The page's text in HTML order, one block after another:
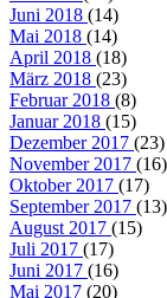
Juni 2018 (14)
Mai 2018 (14)
April 2018 (18)
März 2018 (23)
Februar 2018 (8)
Januar 2018 (15)
Dezember 2017 (23)
November 2017 (16)
Oktober 2017 (17)
September 2017 (13)
August 2017 (15)
Juli 2017 (17)
Juni 2017 (16)
Mai 2017 (20)